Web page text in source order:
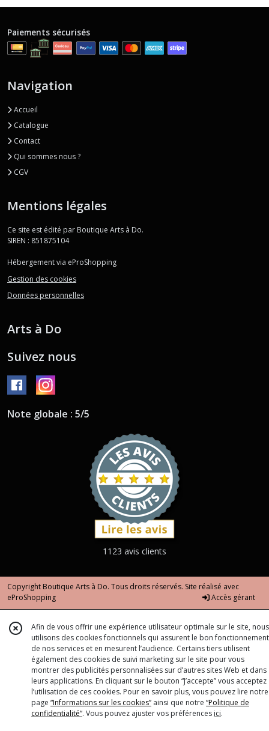
Paiements sécurisés
Navigation
Accueil
Catalogue
Contact
Qui sommes nous ?
CGV
Mentions légales
Ce site est édité par Boutique Arts à Do.
SIREN : 851875104
Hébergement via eProShopping
Gestion des cookies
Données personnelles
Arts à Do
Suivez nous
Note globale : 5/5
1123 avis clients
Copyright Boutique Arts à Do. Tous droits réservés. Site réalisé avec
eProShopping
Accès gérant
Afin de vous offrir une expérience utilisateur optimale sur le site, nous
utilisons des cookies fonctionnels qui assurent le bon fonctionnement
de nos services et en mesurent l’audience. Certains tiers utilisent
également des cookies de suivi marketing sur le site pour vous
montrer des publicités personnalisées sur d’autres sites Web et dans
leurs applications. En cliquant sur le bouton “J’accepte” vous acceptez
l’utilisation de ces cookies. Pour en savoir plus, vous pouvez lire notre
page “Informations sur les cookies” ainsi que notre “Politique de
confidentialité“. Vous pouvez ajuster vos préférences ici.